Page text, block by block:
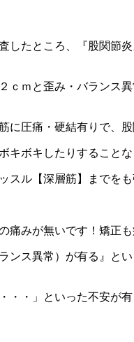
たところ、『股関節
ｍと歪み・バランス
圧痛・硬結有りで、
ボキしたりすること
ル【深層筋】までをも
みが無いです！矯正
ンス異常）が有る』
・・」といった不安が